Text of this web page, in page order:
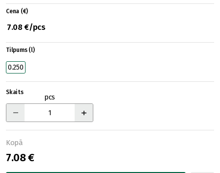
Cena (€)
7.08 €/pcs
Tilpums (l)
0.250
Skaits
pcs
Kopā
7.08 €